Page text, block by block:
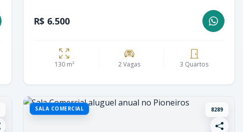
R$ 6.500
130 m² 2 Vagas 3 Quartos
SALA COMERCIAL 8289